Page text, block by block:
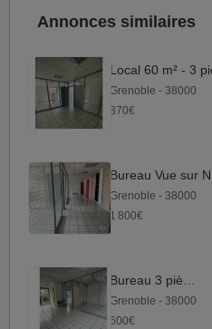
Annonces similaires
Grenoble - 38000
870€
Grenoble - 38000
1 800€
Grenoble - 38000
600€